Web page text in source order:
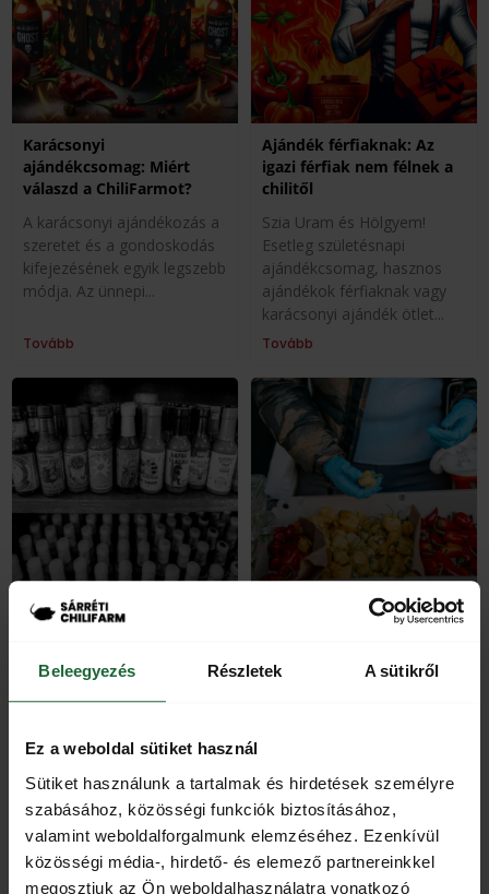
Beleegyezés Részletek A sütikről
Ez a weboldal sütiket használ
Sütiket használunk a tartalmak és hirdetések személyre
szabásához, közösségi funkciók biztosításához,
valamint weboldalforgalmunk elemzéséhez. Ezenkívül
közösségi média-, hirdető- és elemező partnereinkkel
megosztjuk az Ön weboldalhasználatra vonatkozó
Karácsonyi
ajándékcsomag: Miért
válaszd a ChiliFarmot?
A karácsonyi ajándékozás a
szeretet és a gondoskodás
kifejezésének egyik legszebb
módja. Az ünnepi
Tovább
Ajándék férfiaknak: Az
igazi férfiak nem félnek a
chilitől
Szia Uram és Hölgyem!
Esetleg születésnapi
ajándékcsomag, hasznos
ajándékok férfiaknak vagy
karácsonyi ajándék ötlet
Tovább
Chili szószok: A fűszerezés
Bevezetés a chili szószok
kultúrákig nyúlik
Tovább
Chili allergia – valódi
csilipaprika
Tovább